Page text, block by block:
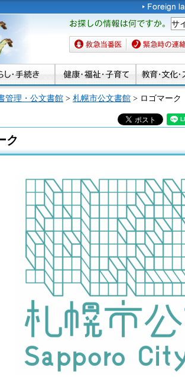
お探しの情報は何です
か。
救急当番医 緊急時の連絡先
管理・公文書館 > 札幌市公文書館 > ロゴマーク
ク